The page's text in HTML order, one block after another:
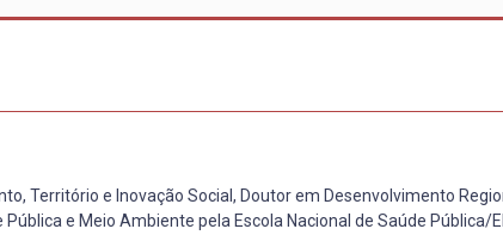
Território e Inovação Social, Doutor em Desenvolvimento
e Meio Ambiente pela Escola Nacional de Saúde Pública/